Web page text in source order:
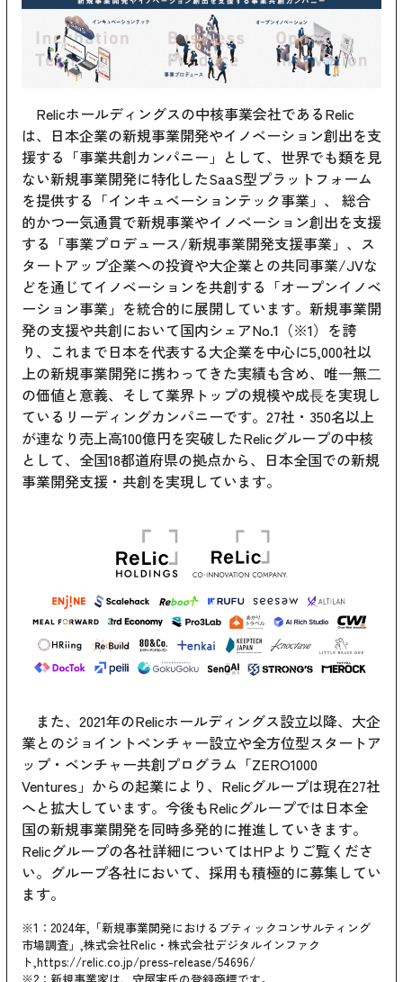
Relicホールディングスの中核事業会社であるRelic
は、日本企業の新規事業開発やイノベーション創出を支
援する「事業共創カンパニー」として、世界でも類を見
ない新規事業開発に特化したSaaS型プラットフォーム
を提供する「インキュベーションテック事業」、 総合
的かつ一気通貫で新規事業やイノベーション創出を支援
する「事業プロデュース/新規事業開発支援事業」、ス
タートアップ企業への投資や大企業との共同事業/JVな
どを通じてイノベーションを共創する「オープンイノベ
ーション事業」を統合的に展開しています。新規事業開
発の支援や共創において国内シェアNo.1（※1）を誇
り、これまで日本を代表する大企業を中心に5,000社以
上の新規事業開発に携わってきた実績も含め、唯⼀無⼆
の価値と意義、そして業界トップの規模や成⻑を実現し
ているリーディングカンパニーです。27社・350名以上
が連なり売上高100億円を突破したRelicグループの中核
として、全国18都道府県の拠点から、日本全国での新規
事業開発支援・共創を実現しています。
また、2021年のRelicホールディングス設立以降、大企
業とのジョイントベンチャー設立や全方位型スタートア
ップ・ベンチャー共創プログラム「ZERO1000
Ventures」からの起業により、Relicグループは現在27社
へと拡大しています。今後もRelicグループでは日本全
国の新規事業開発を同時多発的に推進していきます。
Relicグループの各社詳細についてはHPよりご覧くださ
い。グループ各社において、採用も積極的に募集してい
ます。
※1：2024年,「新規事業開発におけるブティックコンサルティング
市場調査」,株式会社Relic・株式会社デジタルインファク
ト,https://relic.co.jp/press-release/54696/